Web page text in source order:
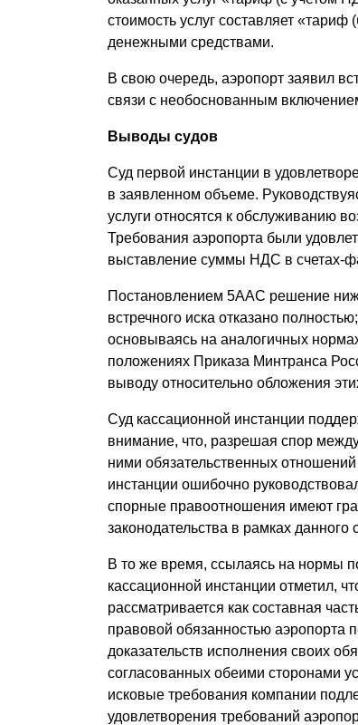
стоимость услуг составляет
денежными средствами.
В свою очередь, аэропорт заявил
связи с необоснованным
Выводы судов
Суд первой инстанции в
в заявленном объеме.
услуги относятся к обслуживанию
Требования аэропорта были
выставление суммы НДС в счетах-
Постановлением 5ААС решение
встречного иска отказано
основываясь на аналогичных
положениях Приказа Минтранса
выводу относительно обложения
Суд кассационной инстанции
внимание, что, разрешая спор
ними обязательственных
инстанции ошибочно
спорные правоотношения имеют
законодательства в рамках
В то же время, ссылаясь на нормы
кассационной инстанции отметил,
рассматривается как составная
правовой обязанностью аэропорта
доказательств исполнения своих
согласованных обеими сторонами
исковые требования компании
удовлетворения требований